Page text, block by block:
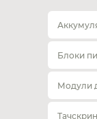
Блоки
Модули